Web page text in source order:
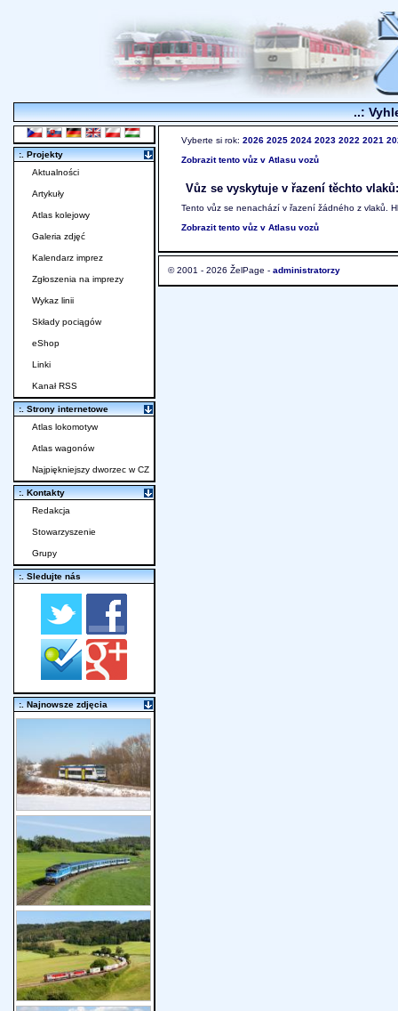
..:
Vyberte si rok: 2026 2025 2024 2023 2022 2021
Zobrazit tento vůz v Atlasu vozů
Vůz se vyskytuje v řazení těchto vlaků:
Tento vůz se nenachází v řazení žádného z vlaků.
Zobrazit tento vůz v Atlasu vozů
© 2001 - 2026 ŽelPage - administratorzy
:. Projekty
Aktualności
Artykuły
Atlas kolejowy
Galeria zdjęć
Kalendarz imprez
Zgłoszenia na imprezy
Wykaz linii
Składy pociągów
eShop
Linki
Kanał RSS
:. Strony internetowe
Atlas lokomotyw
Atlas wagonów
Najpiękniejszy dworzec w CZ
:. Kontakty
Redakcja
Stowarzyszenie
Grupy
:. Sledujte nás
:. Najnowsze zdjęcia